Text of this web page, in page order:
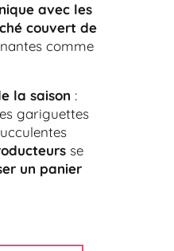
avec les
couvert de
comme
la saison :
gariguettes
se
un panier